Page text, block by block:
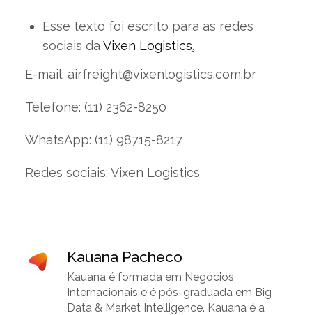
Esse texto foi escrito para as redes
sociais da Vixen Logistics.
E-mail: airfreight@vixenlogistics.com.br
Telefone: (11) 2362-8250
WhatsApp: (11) 98715-8217
Redes sociais: Vixen Logistics
Kauana Pacheco
Kauana é formada em Negócios
Internacionais e é pós-graduada em Big
Data & Market Intelligence. Kauana é a